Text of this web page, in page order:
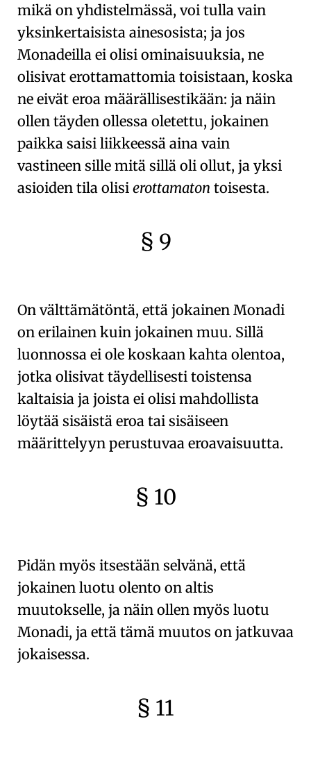
mikä on yhdistelmässä, voi tulla vain
yksinkertaisista ainesosista; ja jos
Monadeilla ei olisi ominaisuuksia, ne
olisivat erottamattomia toisistaan, koska
ne eivät eroa määrällisestikään: ja näin
ollen täyden ollessa oletettu, jokainen
paikka saisi liikkeessä aina vain
vastineen sille mitä sillä oli ollut, ja yksi
asioiden tila olisi erottamaton toisesta.
§ 9
On välttämätöntä, että jokainen Monadi
on erilainen kuin jokainen muu. Sillä
luonnossa ei ole koskaan kahta olentoa,
jotka olisivat täydellisesti toistensa
kaltaisia ja joista ei olisi mahdollista
löytää sisäistä eroa tai sisäiseen
määrittelyyn perustuvaa eroavaisuutta.
§ 10
Pidän myös itsestään selvänä, että
jokainen luotu olento on altis
muutokselle, ja näin ollen myös luotu
Monadi, ja että tämä muutos on jatkuvaa
jokaisessa.
§ 11